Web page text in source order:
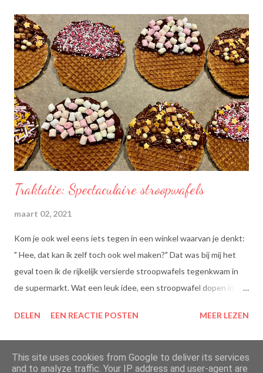
Traktatie: Spectaculaire stroopwafels
maart 02, 2021
Kom je ook wel eens iets tegen in een winkel waarvan je denkt:
" Hee, dat kan ik zelf toch ook wel maken?" Dat was bij mij het
geval toen ik de rijkelijk versierde stroopwafels tegenkwam in
de supermarkt. Wat een leuk idee, een stroopwafel dopen in
lekkere traktatie, nietwaar?
DELEN EEN REACTIE POSTEN MEER LEZEN
This site uses cookies from Google to deliver its services
and to analyze traffic. Your IP address and user-agent are